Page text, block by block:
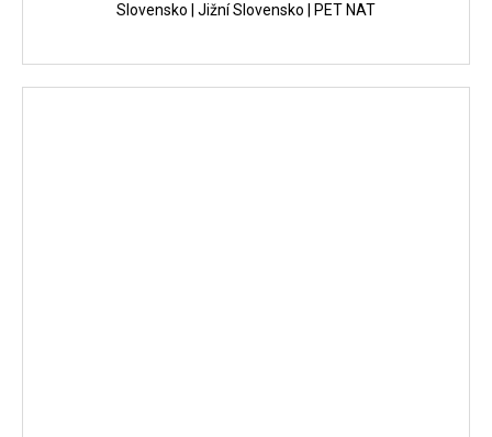
Slovensko | Jižní Slovensko | PET NAT